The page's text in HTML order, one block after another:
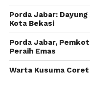
perak Rp 50 juta,
Sedangkan, atlet
miliar.
“Jangan sampai itu
dianggap jadi bahan
Porda Jabar:
Kota Bekasi
Porda Jabar,
Peraih Emas
Warta Kusuma Coret